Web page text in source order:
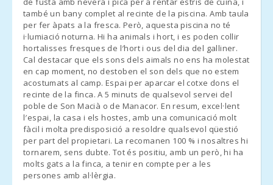
Playa Cala
Ferrera (km):
Playa Cala Sa
Nau (km):
Cala
Mondragó
(km):
Playa Cala
Tropicana
(km):
Playa Porto
b) En el caso que no haya una caja de seguridad, organizar
llegada fuera de horario con la agencia. Se ha de abonar la
penalización por llegada tardía en efectivo al momento de la
llegada.
- Registrarse después de las 23.00 - 30.00 euros
- Si es posible una salida tardía, siempre que sea posible, el
coste de la prórroga hasta las 13:00 será de 50 euros y de 90
euros antes de las 17:00.
- En temporada baja la hora de entrada y de salida son flexibles.
Contactar con la agencia para concretar las horas.
també un bany complet al recinte de la piscina. Amb taula
per fer àpats a la fresca. Però, aquesta piscina no té
i·lumiació noturna. Hi ha animals i hort, i es poden collir
hortalisses fresques de l′hort i ous del dia del galliner.
Cal destacar que els sons dels aimals no ens ha molestat
en cap moment, no destoben el son dels que no estem
acostumats al camp. Espai per aparcar el cotxe dons el
recinte de la finca. A 5 minuts de qualsevol servei del
poble de Son Macià o de Manacor. En resum, excel·lent
l′espai, la casa i els hostes, amb una comunicació molt
fàcil i molta predisposició a resoldre qualsevol qüestió
per part del propietari. La recomanen 100 % i nosaltres hi
tornarem, sens dubte. Tot és positiu, amb un però, hi ha
molts gats a la finca, a tenir en compte per a les
persones amb al·lèrgia.